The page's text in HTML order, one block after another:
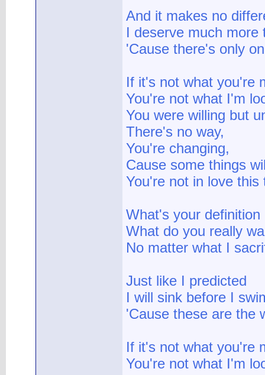
And it makes no
I deserve much more
'Cause there's only
If it's not what you're
You're not what I'm
You were willing but
There's no way,
You're changing,
Cause some things
You're not in love
What's your definition
What do you really
No matter what I
Just like I predicted
I will sink before I
'Cause these are the
If it's not what you're
You're not what I'm